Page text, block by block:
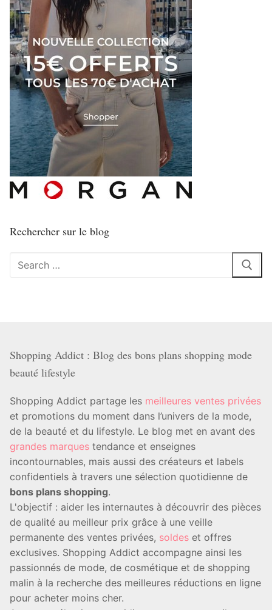
Rechercher sur le blog
Rechercher
Shopping Addict : Blog des bons plans shopping mode
beauté lifestyle
Shopping Addict partage les meilleures ventes privées
et promotions du moment dans l’univers de la mode,
de la beauté et du lifestyle. Le blog met en avant des
grandes marques tendance et enseignes
incontournables, mais aussi des créateurs et labels
confidentiels à travers une sélection quotidienne de
bons plans shopping.
L'objectif : aider les internautes à découvrir des pièces
de qualité au meilleur prix grâce à une veille
permanente des ventes privées, soldes et offres
exclusives. Shopping Addict accompagne ainsi les
passionnés de mode, de cosmétique et de shopping
malin à la recherche des meilleures réductions en ligne
pour acheter moins cher.